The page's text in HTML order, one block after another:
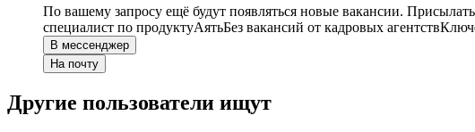
По вашему запросу ещё будут появляться новые вакансии.
специалист по продуктуАятьБез вакансий от кадровых агентств
В мессенджер
На почту
Другие пользователи ищут